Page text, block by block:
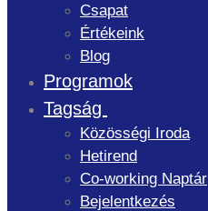
Csapat
Értékeink
Blog
Programok
Tagság
Közösségi Iroda
Hetirend
Co-working Naptár
Bejelentkezés